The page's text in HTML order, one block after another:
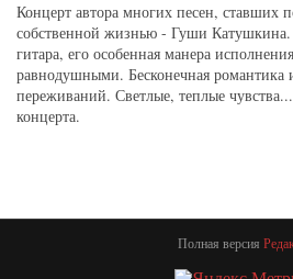
Концерт автора многих песен,
собственной жизнью - Гуши Катушкина.
гитара, его особенная манера
равнодушными. Бесконечная романтика
переживаний. Светлые, теплые
концерта.
Полная версия